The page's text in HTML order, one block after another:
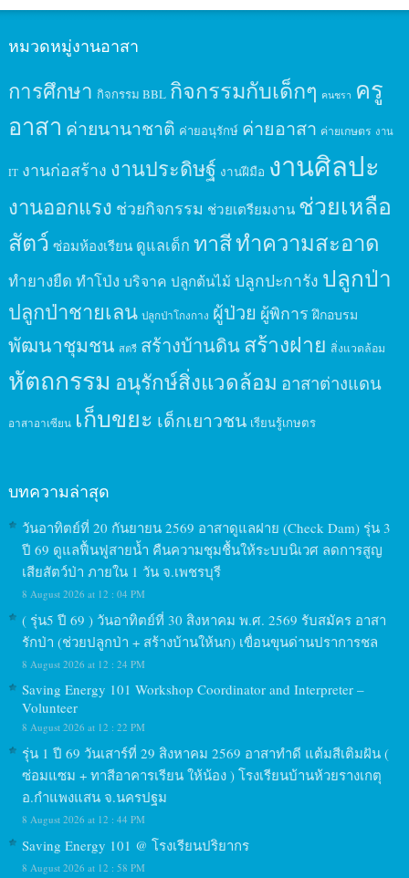
หมวดหมู่งานอาสา
การศึกษา กิจกรรม BBL กิจกรรมกับเด็กๆ คนชรา ครู
อาสา ค่ายนานาชาติ ค่ายอนุรักษ์ ค่ายอาสา ค่ายเกษตร งาน
IT งานก่อสร้าง งานประดิษฐ์ งานฝีมือ งานศิลปะ
งานออกแรง ช่วยกิจกรรม ช่วยเตรียมงาน ช่วยเหลือ
สัตว์ ซ่อมห้องเรียน ดูแลเด็ก ทาสีทำความสะอาด
ทำยางยืด ทำโป่ง บริจาค ปลูกต้นไม้ ปลูกปะการัง ปลูกป่า
ปลูกป่าชายเลน ปลูกป่าโกงกาง ผู้ป่วย ผู้พิการ ฝึกอบรม
พัฒนาชุมชน สตรี สร้างบ้านดินสร้างฝาย สิ่งแวดล้อม
หัตถกรรม อนุรักษ์สิ่งแวดล้อม อาสาต่างแดน
อาสาอาเซียน เก็บขยะ เด็กเยาวชน เรียนรู้เกษตร
บทความล่าสุด
วันอาทิตย์ที่ 20 กันยายน 2569 อาสาดูแลฝาย (Check Dam) รุ่น 3
ปี 69 ดูแลฟื้นฟูสายน้ำ คืนความชุมชื้นให้ระบบนิเวศ ลดการสูญ
เสียสัตว์ป่า ภายใน 1 วัน จ.เพชรบุรี
8 August 2026 at 12 : 04 PM
( รุ่น5 ปี 69 ) วันอาทิตย์ที่ 30 สิงหาคม พ.ศ. 2569 รับสมัคร อาสา
รักป่า (ช่วยปลูกป่า + สร้างบ้านให้นก) เขื่อนขุนด่านปราการชล
8 August 2026 at 12 : 24 PM
Saving Energy 101 Workshop Coordinator and Interpreter –
Volunteer
8 August 2026 at 12 : 22 PM
รุ่น 1 ปี 69 วันเสาร์ที่ 29 สิงหาคม 2569 อาสาทำดี แต้มสีเติมฝัน (
ซ่อมแซม + ทาสีอาคารเรียน ให้น้อง ) โรงเรียนบ้านห้วยรางเกตุ
อ.กำแพงแสน จ.นครปฐม
8 August 2026 at 12 : 44 PM
Saving Energy 101 @ โรงเรียนปริยากร
8 August 2026 at 12 : 58 PM